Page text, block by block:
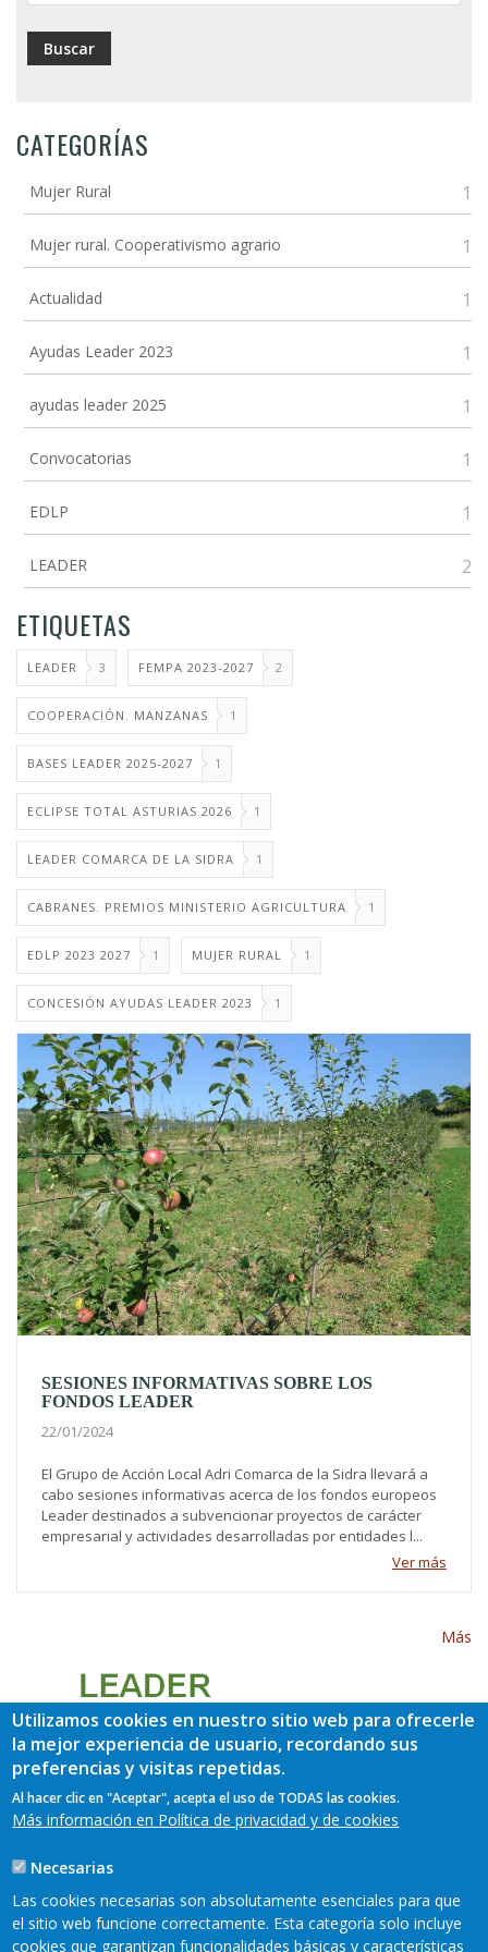
CATEGORÍAS
Mujer Rural 1
Mujer rural. Cooperativismo agrario 1
Actualidad 1
Ayudas Leader 2023 1
ayudas leader 2025 1
Convocatorias 1
EDLP 1
LEADER 2
ETIQUETAS
LEADER 3 FEMPA 2023-2027 2
COOPERACIÓN. MANZANAS 1
BASES LEADER 2025-2027 1
ECLIPSE TOTAL ASTURIAS 2026 1
LEADER COMARCA DE LA SIDRA 1
CABRANES. PREMIOS MINISTERIO AGRICULTURA 1
EDLP 2023 2027 1 MUJER RURAL 1
CONCESIÓN AYUDAS LEADER 2023 1
SESIONES INFORMATIVAS SOBRE LOS
FONDOS LEADER
22/01/2024
El Grupo de Acción Local Adri Comarca de la Sidra llevará a
cabo sesiones informativas acerca de los fondos europeos
Leader destinados a subvencionar proyectos de carácter
empresarial y actividades desarrolladas por entidades l...
Ver más
Más
Utilizamos cookies en nuestro sitio web para ofrecerle
la mejor experiencia de usuario, recordando sus
preferencias y visitas repetidas.
Al hacer clic en "Aceptar", acepta el uso de TODAS las cookies.
Más información en Política de privacidad y de cookies
Necesarias
Las cookies necesarias son absolutamente esenciales para que
el sitio web funcione correctamente. Esta categoría solo incluye
cookies que garantizan funcionalidades básicas y características